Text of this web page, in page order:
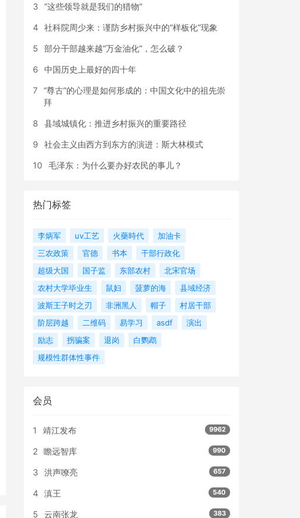
3 “这些领导就是我们的猎物”
4 社科院周少来：谨防乡村振兴中的“样板化”现象
5 部分干部越来越“万金油化”，怎么破？
6 中国历史上最好的四十年
7 “尊古”的心理是如何形成的：中国文化中的祖先崇
拜
8 县域城镇化：推进乡村振兴的重要路径
9 社会主义由西方到东方的演进：斯大林模式
10 毛泽东：为什么要办好农民的事儿？
热门标签
李炳军 uv工艺 火藥時代
加油卡
三农政策
官德 书本
干部行政化
超级大国
国子监 东部农村
北宋官场
农村大学毕业生
鼠妇 菠萝的海
县域经济
波斯王子时之刃
非洲黑人 帽子
村居干部
阶层跨越
二维码 易学习 asdf
演出
励志
拐骗案 退岗
白鹦鹉
规模性群体性事件
会员
1 靖江发布 9962
2 瞻远智库 990
3 洪声嘹亮 657
4 滇王 540
5 云南张龙 383